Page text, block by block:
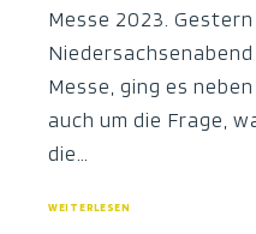
Messe 2023.
Messe, ging es
auch um die Frage,
die…
WEITERLESEN